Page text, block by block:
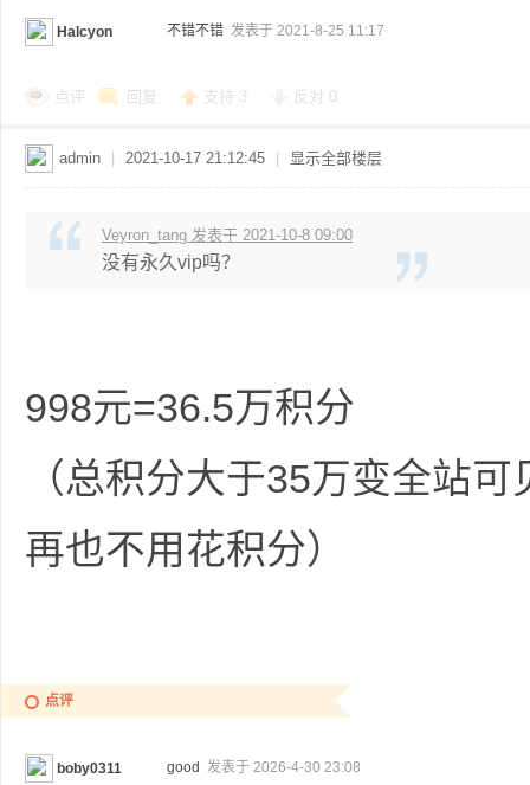
Halcyon 不错不错 发表于 2021-8-25 11:17
点评 回复 支持 3 反对 0
admin 2021-10-17 21:12:45 显示全部楼层
Veyron_tang 发表于 2021-10-8 09:00
没有永久vip吗？
998元=36.5万积分
（总积分大于35万变全站
再也不用花积分）
点评
boby0311 good 发表于 2026-4-30 23:08